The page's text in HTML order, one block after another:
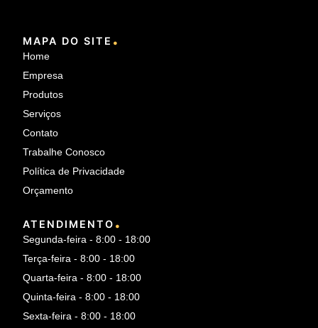
MAPA DO SITE .
Home
Empresa
Produtos
Serviços
Contato
Trabalhe Conosco
Política de Privacidade
Orçamento
ATENDIMENTO .
Segunda-feira - 8:00 - 18:00
Terça-feira - 8:00 - 18:00
Quarta-feira - 8:00 - 18:00
Quinta-feira - 8:00 - 18:00
Sexta-feira - 8:00 - 18:00